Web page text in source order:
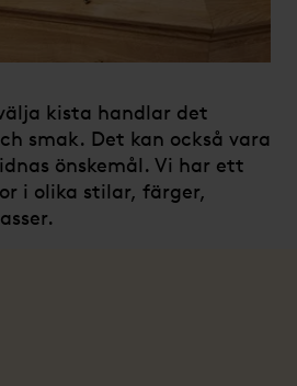
kista handlar det
smak. Det kan också vara
önskemål. Vi har ett
i olika stilar, färger,